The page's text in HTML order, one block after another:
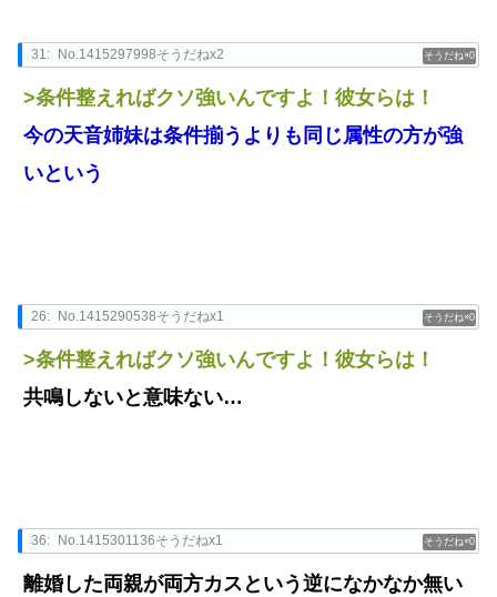
0
31: No.1415297998そうだねx2
>条件整えればクソ強いんですよ！彼女らは！
今の天音姉妹は条件揃うよりも同じ属性の方が強
いという
0
26: No.1415290538そうだねx1
>条件整えればクソ強いんですよ！彼女らは！
共鳴しないと意味ない…
0
36: No.1415301136そうだねx1
離婚した両親が両方カスという逆になかなか無い